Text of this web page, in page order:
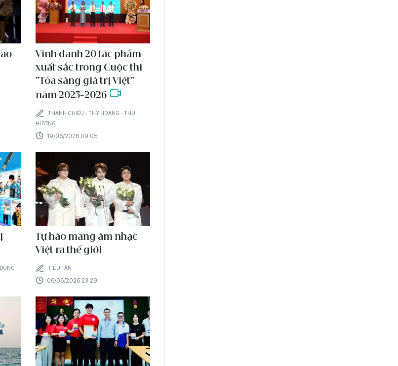
Vinh danh 20 tác phẩm
xuất sắc trong Cuộc thi
“Tỏa sáng giá trị Việt”
năm 2025-2026
THANH CHIÊU - THY HOÀNG - THU
HƯƠNG
19/06/2026 09:05
Tự hào mang âm nhạc
Việt ra thế giới
TIỂU TÂN
06/06/2026 23:29